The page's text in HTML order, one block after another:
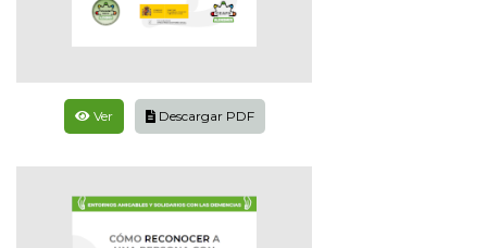
Ver Descargar PDF